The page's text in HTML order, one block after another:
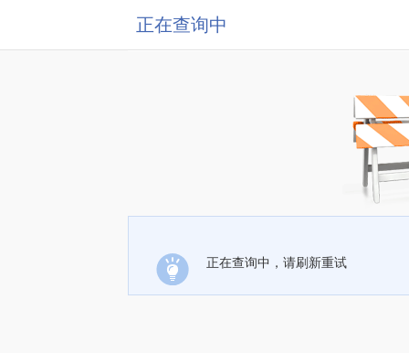
正在查询中
正在查询中，请刷新重试